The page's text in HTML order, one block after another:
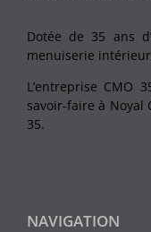
Dotée de 35 ans
menuiserie
L’entreprise CMO
savoir-faire à Noyal
35.
NAVIGATION